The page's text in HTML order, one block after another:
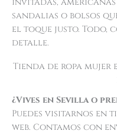
sandalias o bolsos
el toque justo. Todo,
detalle.
Tienda de ropa
¿Vives en Sevilla o
Puedes visitarnos en
web. Contamos con